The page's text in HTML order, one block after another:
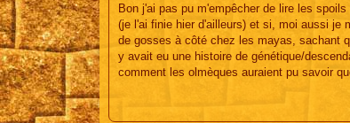
Bon j'ai pas pu m'empêcher de lire les
(je l'ai finie hier d'ailleurs) et si, moi aussi je
de gosses à côté chez les mayas, sachant
y avait eu une histoire de génétique/
comment les olmèques auraient pu savoir